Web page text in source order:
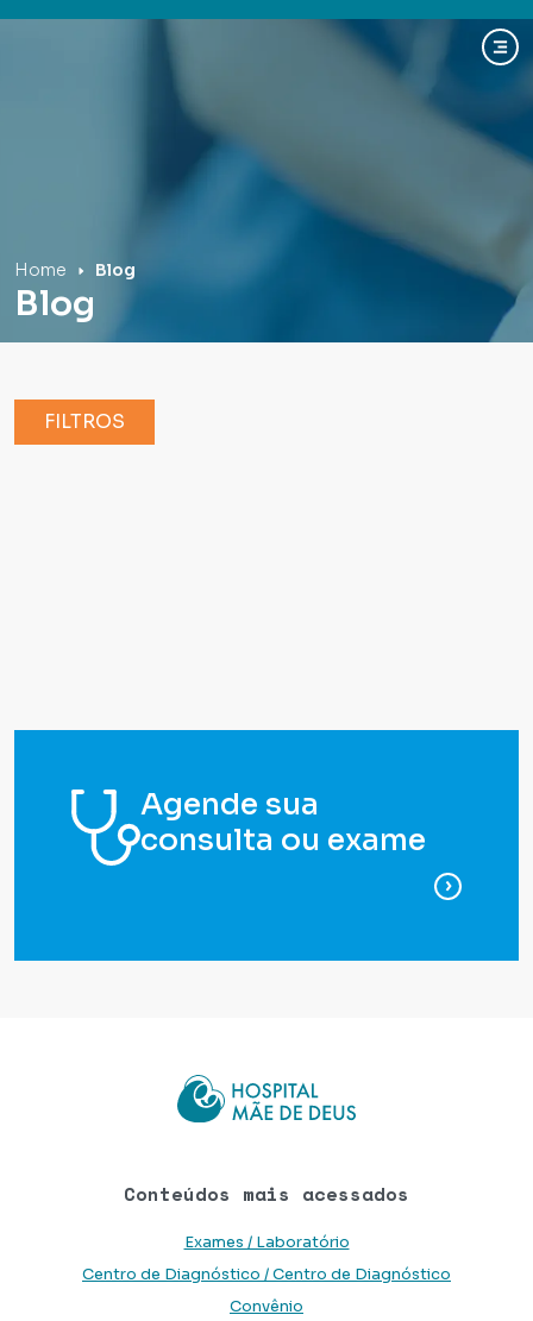
Home Blog
Blog
FILTROS
Agende sua
consulta ou exame
para
Conteúdos mais acessados
Exames / Laboratório
Centro de Diagnóstico / Centro de Diagnóstico
Convênio